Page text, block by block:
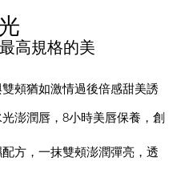
高規格的美
頰猶如激情過後倍感甜美誘
澎潤唇，8小時美唇保養，創
方，一抹雙頰澎潤彈亮，透